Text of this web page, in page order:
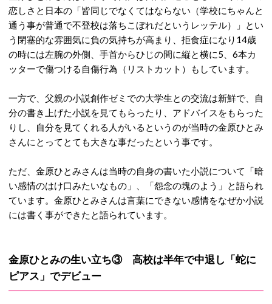
恋しさと日本の「皆同じでなくてはならない（学校にちゃんと
通う事が普通で不登校は落ちこぼれだというレッテル）」とい
う閉塞的な雰囲気に負の気持ちが高まり、拒食症になり14歳
の時には左腕の外側、手首からひじの間に縦と横に5、6本カ
ッターで傷つける自傷行為（リストカット）もしています。
一方で、父親の小説創作ゼミでの大学生との交流は新鮮で、自
分の書き上げた小説を見てもらったり、アドバイスをもらった
りし、自分を見てくれる人がいるというのが当時の金原ひとみ
さんにとってとても大きな事だったという事です。
ただ、金原ひとみさんは当時の自身の書いた小説について「暗
い感情のはけ口みたいなもの」、「怨念の塊のよう」と語られ
ています。金原ひとみさんは言葉にできない感情をなぜか小説
には書く事ができたと語られています。
金原ひとみの生い立ち③ 高校は半年で中退し「蛇に
ピアス」でデビュー